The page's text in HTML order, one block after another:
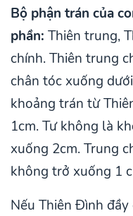
Bộ phận trán của
phần: Thiên trung,
chính. Thiên trung
chân tóc xuống
khoảng trán từ
1cm. Tư không là
xuống 2cm. Trung
không trở xuống 1
Nếu Thiên Đình đầy